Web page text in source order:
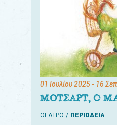
01 Ιουλίου 2025- 16
ΜΟΤΣΑΡΤ, Ο
ΘΕΑΤΡΟ ΠΕΡΙΟΔΕΙΑ